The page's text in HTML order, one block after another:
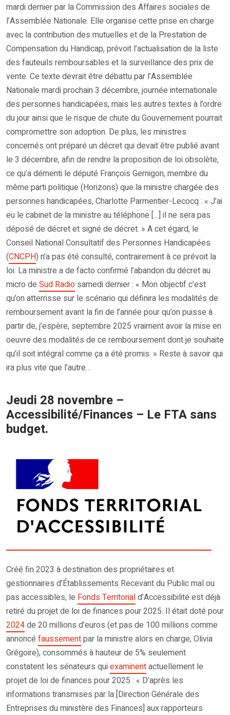
mardi dernier par la Commission des Affaires sociales de
l’Assemblée Nationale. Elle organise cette prise en charge
avec la contribution des mutuelles et de la Prestation de
Compensation du Handicap, prévoit l’actualisation de la liste
des fauteuils remboursables et la surveillance des prix de
vente. Ce texte devrait être débattu par l’Assemblée
Nationale mardi prochain 3 décembre, journée internationale
des personnes handicapées, mais les autres textes à l’ordre
du jour ainsi que le risque de chute du Gouvernement pourrait
compromettre son adoption. De plus, les ministres
concernés ont préparé un décret qui devait être publié avant
le 3 décembre, afin de rendre la proposition de loi obsolète,
ce qu’a démenti le député François Gernigon, membre du
même parti politique (Horizons) que la ministre chargée des
personnes handicapées, Charlotte Parmentier-Lecocq : « J’ai
eu le cabinet de la ministre au téléphone […] il ne sera pas
déposé de décret et signé de décret. » A cet égard, le
Conseil National Consultatif des Personnes Handicapées
(CNCPH) n’a pas été consulté, contrairement à ce prévoit la
loi. La ministre a de facto confirmé l’abandon du décret au
micro de Sud Radio samedi dernier : « Mon objectif c’est
qu’on atterrisse sur le scénario qui définira les modalités de
remboursement avant la fin de l’année pour qu’on puisse à
partir de, j’espère, septembre 2025 vraiment avoir la mise en
oeuvre des modalités de ce remboursement dont je souhaite
qu’il soit intégral comme ça a été promis. » Reste à savoir qui
ira plus vite que l’autre…
Jeudi 28 novembre –
Accessibilité/Finances – Le FTA sans
budget.
Créé fin 2023 à destination des propriétaires et
gestionnaires d’Établissements Recevant du Public mal ou
pas accessibles, le Fonds Territoriald’Accessibilité est déjà
retiré du projet de loi de finances pour 2025. Il était doté pour
2024de 20 millions d’euros (et pas de 100 millions comme
annoncé faussementpar la ministre alors en charge, Olivia
Grégoire), consommés à hauteur de 5% seulement
constatent les sénateurs quiexaminentactuellement le
projet de loi de finances pour 2025 : « D’après les
informations transmises par la [Direction Générale des
Entreprises du ministère des Finances] aux rapporteurs